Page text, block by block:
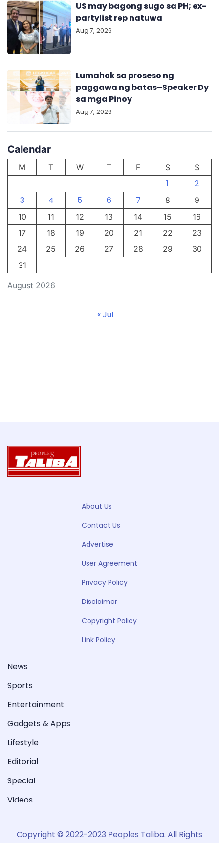
US may bagong sugo sa PH; ex-
partylist rep natuwa
Aug 7, 2026
Lumahok sa proseso ng
paggawa ng batas–Speaker Dy
sa mga Pinoy
Aug 7, 2026
Calendar
August 2026
M T W T F S S
1
2
3
4 5 6 7 8
9
10
11 12 13 14 15
16
17
18 19 20 21 22
23
24
25 26 27 28 29
30
31
« Jul
About Us
Contact Us
Advertise
User Agreement
Privacy Policy
Disclaimer
Copyright Policy
Link Policy
News
Sports
Entertainment
Gadgets & Apps
Lifestyle
Editorial
Special
Videos
Copyright © 2022-2023 Peoples Taliba. All Rights